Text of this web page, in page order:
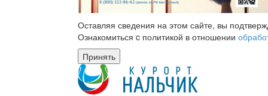
Оставляя сведения на этом сайте, вы
Ознакомиться c политикой в отношении
Принять